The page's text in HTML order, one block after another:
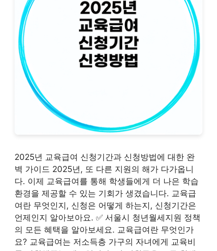
2025년 교육급여 신청기간과 신청방법에 대한 완
벽 가이드 2025년, 또 다른 지원의 해가 다가옵니
다. 이제 교육급여를 통해 학생들에게 더 나은 학습
환경을 제공할 수 있는 기회가 생겼습니다. 교육급
여란 무엇인지, 신청은 어떻게 하는지, 신청기간은
언제인지 알아보아요. ✅ 서울시 청년월세지원 정책
의 모든 혜택을 알아보세요. 교육급여란 무엇인가
요? 교육급여는 저소득층 가구의 자녀에게 교육비